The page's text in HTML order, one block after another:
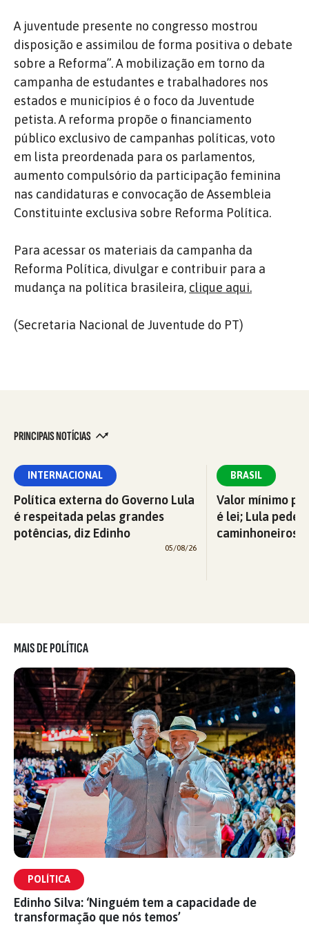
A juventude presente no congresso mostrou
disposição e assimilou de forma positiva o debate
sobre a Reforma”. A mobilização em torno da
campanha de estudantes e trabalhadores nos
estados e municípios é o foco da Juventude
petista. A reforma propõe o financiamento
público exclusivo de campanhas políticas, voto
em lista preordenada para os parlamentos,
aumento compulsório da participação feminina
nas candidaturas e convocação de Assembleia
Constituinte exclusiva sobre Reforma Política.
Para acessar os materiais da campanha da
Reforma Política, divulgar e contribuir para a
mudança na política brasileira, clique aqui.
(Secretaria Nacional de Juventude do PT)
PRINCIPAIS NOTÍCIAS
INTERNACIONAL
Política externa do Governo Lula
é respeitada pelas grandes
potências, diz Edinho
05/08/26
BRASIL
Valor mínimo
é lei; Lula pede
caminhoneiros
MAIS DE POLÍTICA
POLÍTICA
Edinho Silva: ‘Ninguém tem a capacidade de
transformação que nós temos’